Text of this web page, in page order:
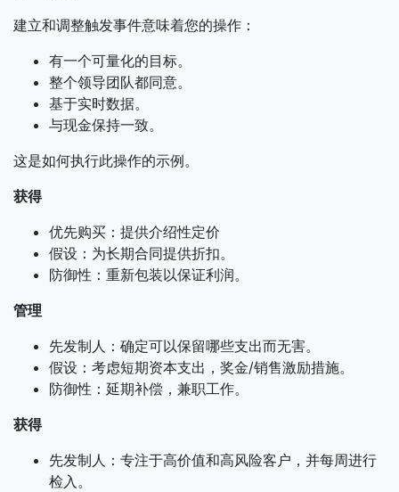
建立和调整触发事件意味着您的操作：
有一个可量化的目标。
整个领导团队都同意。
基于实时数据。
与现金保持一致。
这是如何执行此操作的示例。
获得
优先购买：提供介绍性定价
假设：为长期合同提供折扣。
防御性：重新包装以保证利润。
管理
先发制人：确定可以保留哪些支出而无害。
假设：考虑短期资本支出，奖金/销售激励措施。
防御性：延期补偿，兼职工作。
获得
先发制人：专注于高价值和高风险客户，并每周进行
检入。